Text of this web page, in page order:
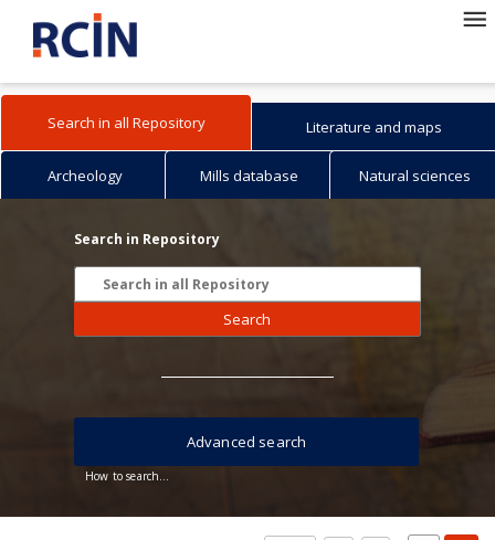
Search in all Repository Literature and maps
Archeology Mills database Natural sciences
Search in Repository
Search
How to search...
Advanced search